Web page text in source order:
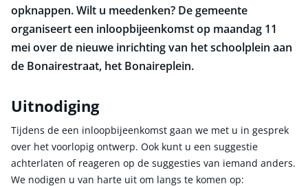
opknappen. Wilt u meedenken? De gemeente
organiseert een inloopbijeenkomst op maandag 11
mei over de nieuwe inrichting van het schoolplein aan
de Bonairestraat, het Bonaireplein.
Uitnodiging
Tijdens de een inloopbijeenkomst gaan we met u in gesprek
over het voorlopig ontwerp. Ook kunt u een suggestie
achterlaten of reageren op de suggesties van iemand anders.
We nodigen u van harte uit om langs te komen op: